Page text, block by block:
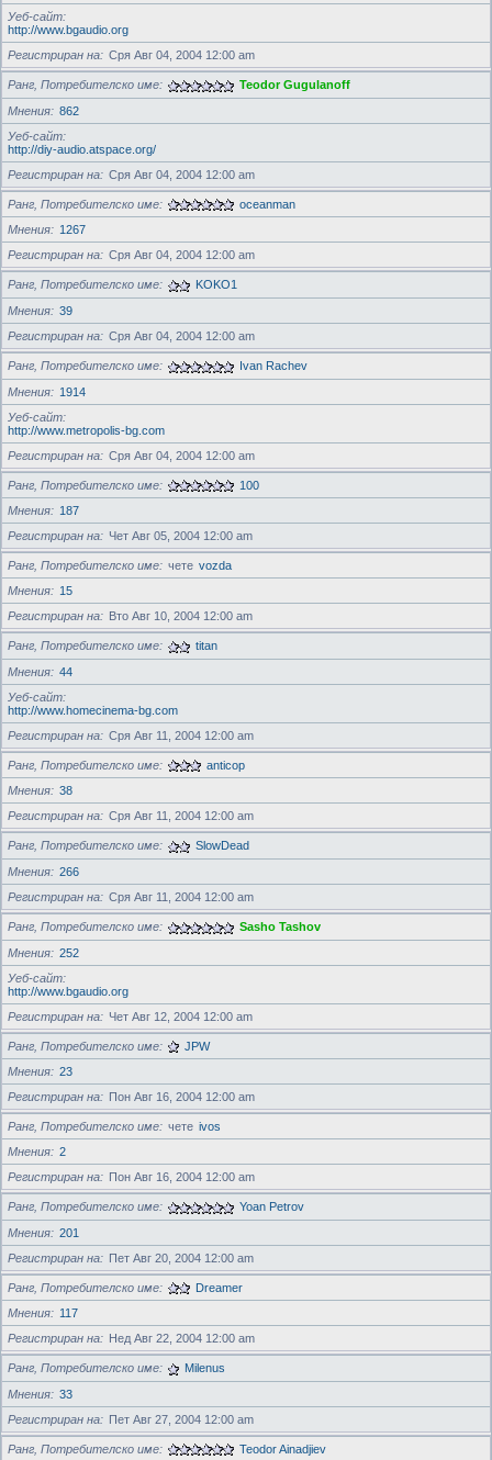
Уеб-сайт
http://www.bgaudio.org
Регистриран на
Сря Авг 04, 2004 12:00 am
Ранг, Потребителско име
Teodor Gugulanoff
Мнения
862
Уеб-сайт
http://diy-audio.atspace.org/
Регистриран на
Сря Авг 04, 2004 12:00 am
Ранг, Потребителско име
oceanman
Мнения
1267
Регистриран на
Сря Авг 04, 2004 12:00 am
Ранг, Потребителско име
KOKO1
Мнения
39
Регистриран на
Сря Авг 04, 2004 12:00 am
Ранг, Потребителско име
Ivan Rachev
Мнения
1914
Уеб-сайт
http://www.metropolis-bg.com
Регистриран на
Сря Авг 04, 2004 12:00 am
Ранг, Потребителско име
100
Мнения
187
Регистриран на
Чет Авг 05, 2004 12:00 am
Ранг, Потребителско име чете vozda
Мнения
15
Регистриран на
Вто Авг 10, 2004 12:00 am
Ранг, Потребителско име
titan
Мнения
44
Уеб-сайт
http://www.homecinema-bg.com
Регистриран на
Сря Авг 11, 2004 12:00 am
Ранг, Потребителско име
anticop
Мнения
38
Регистриран на
Сря Авг 11, 2004 12:00 am
Ранг, Потребителско име
SlowDead
Мнения
266
Регистриран на
Сря Авг 11, 2004 12:00 am
Ранг, Потребителско име
Sasho Tashov
Мнения
252
Уеб-сайт
http://www.bgaudio.org
Регистриран на
Чет Авг 12, 2004 12:00 am
Ранг, Потребителско име
JPW
Мнения
23
Регистриран на
Пон Авг 16, 2004 12:00 am
Ранг, Потребителско име чете ivos
Мнения
2
Регистриран на
Пон Авг 16, 2004 12:00 am
Ранг, Потребителско име
Yoan Petrov
Мнения
201
Регистриран на
Пет Авг 20, 2004 12:00 am
Ранг, Потребителско име
Dreamer
Мнения
117
Регистриран на
Нед Авг 22, 2004 12:00 am
Ранг, Потребителско име
Milenus
Мнения
33
Регистриран на
Пет Авг 27, 2004 12:00 am
Ранг, Потребителско име Teodor Ainadjiev